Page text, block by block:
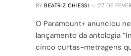
BY BEATRIZ CHIESSI 27 DE
O Paramount+ anunciou
lançamento da antologia
cinco curtas-metragens